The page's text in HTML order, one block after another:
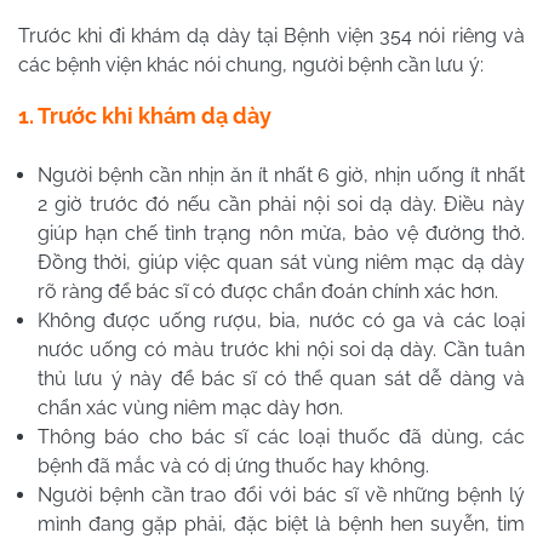
Trước khi đi khám dạ dày tại Bệnh viện 354 nói riêng và
các bệnh viện khác nói chung, người bệnh cần lưu ý:
1. Trước khi khám dạ dày
Người bệnh cần nhịn ăn ít nhất 6 giờ, nhịn uống ít nhất
2 giờ trước đó nếu cần phải nội soi dạ dày. Điều này
giúp hạn chế tình trạng nôn mửa, bảo vệ đường thở.
Đồng thời, giúp việc quan sát vùng niêm mạc dạ dày
rõ ràng để bác sĩ có được chẩn đoán chính xác hơn.
Không được uống rượu, bia, nước có ga và các loại
nước uống có màu trước khi nội soi dạ dày. Cần tuân
thủ lưu ý này để bác sĩ có thể quan sát dễ dàng và
chẩn xác vùng niêm mạc dày hơn.
Thông báo cho bác sĩ các loại thuốc đã dùng, các
bệnh đã mắc và có dị ứng thuốc hay không.
Người bệnh cần trao đổi với bác sĩ về những bệnh lý
mình đang gặp phải, đặc biệt là bệnh hen suyễn, tim